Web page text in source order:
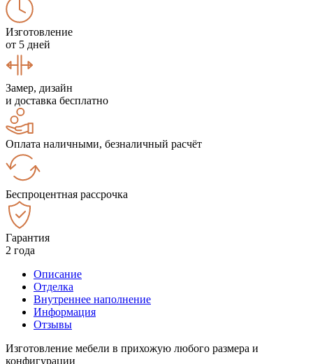
Изготовление
от 5 дней
Замер, дизайн
и доставка бесплатно
Оплата наличными, безналичный расчёт
Беспроцентная рассрочка
Гарантия
2 года
Описание
Отделка
Внутреннее наполнение
Информация
Отзывы
Изготовление мебели в прихожую любого размера и
конфигурации